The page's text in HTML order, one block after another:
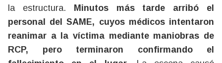
la estructura.
Minutos más tarde arribó el
personal del SAME, cuyos médicos intentaron
reanimar a la víctima mediante maniobras de
RCP, pero terminaron confirmando el